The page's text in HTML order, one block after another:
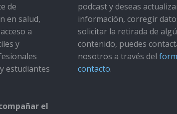
de
en salud,
a
y
estudiantes
el
podcast y deseas
información, corregir
solicitar la retirada de
contenido, puedes
nosotros a través del
contacto.